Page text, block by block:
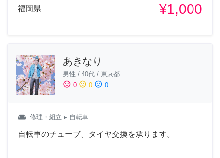
福岡県 ¥1,000
あきなり
男性 / 40代 / 東京都
sentiment_satisfied 0 sentiment_neutral 0 sentiment_dissatisfied 0
weekend 修理・組立 ▸ 自転車
自転車のチューブ、タイヤ交換を承ります。